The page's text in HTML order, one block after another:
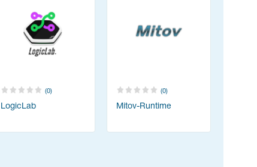
(0)
LogicLab
(0)
Mitov-Runtime